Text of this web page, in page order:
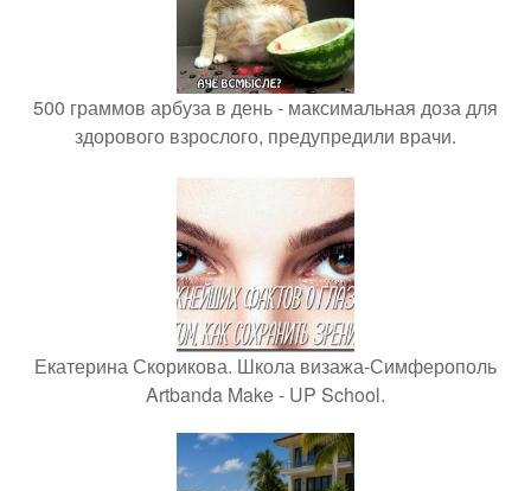
500 граммов арбуза в день - максимальная доза для
здорового взрослого, предупредили врачи.
Екатерина Скорикова. Школа визажа-Симферополь
Artbanda Make - UP School.